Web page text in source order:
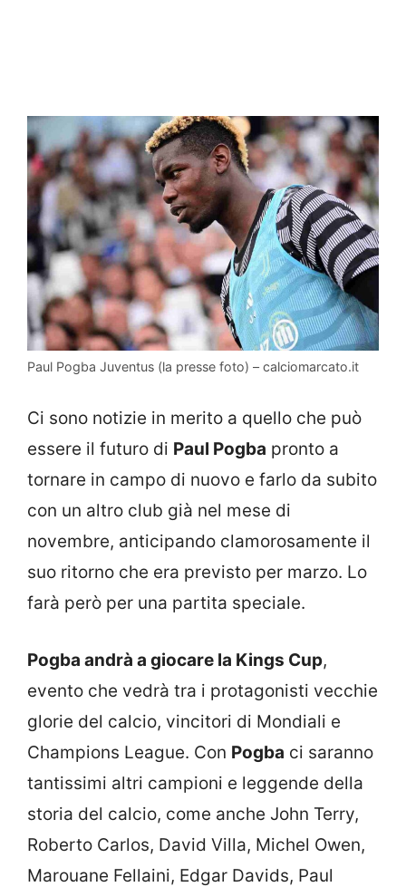
Paul Pogba Juventus (la presse foto) – calciomarcato.it
Ci sono notizie in merito a quello che può
essere il futuro di Paul Pogba pronto a
tornare in campo di nuovo e farlo da subito
con un altro club già nel mese di
novembre, anticipando clamorosamente il
suo ritorno che era previsto per marzo. Lo
farà però per una partita speciale.
Pogba andrà a giocare la Kings Cup,
evento che vedrà tra i protagonisti vecchie
glorie del calcio, vincitori di Mondiali e
Champions League. Con Pogba ci saranno
tantissimi altri campioni e leggende della
storia del calcio, come anche John Terry,
Roberto Carlos, David Villa, Michel Owen,
Marouane Fellaini, Edgar Davids, Paul